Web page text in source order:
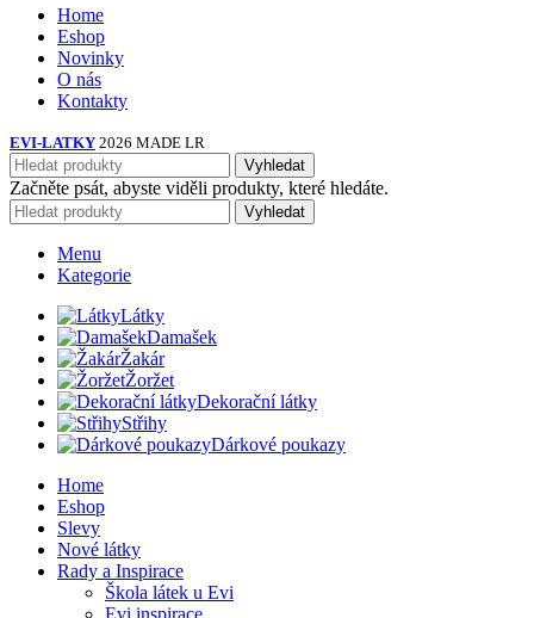
Home
Eshop
Novinky
O nás
Kontakty
EVI-LATKY 2026 MADE LR
Vyhledat
Začněte psát, abyste viděli produkty, které hledáte.
Vyhledat
Menu
Kategorie
Látky
Damašek
Žakár
Žoržet
Dekorační látky
Střihy
Dárkové poukazy
Home
Eshop
Slevy
Nové látky
Rady a Inspirace
Škola látek u Evi